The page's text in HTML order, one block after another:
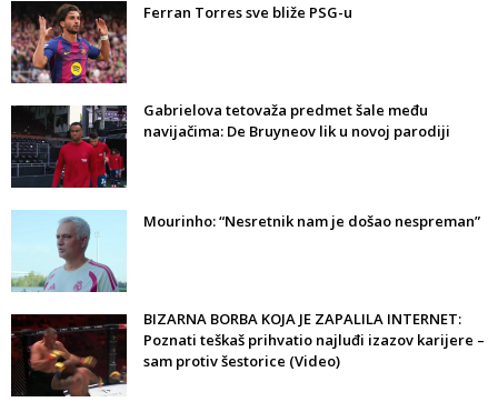
Ferran Torres sve bliže PSG-u
Gabrielova tetovaža predmet šale među
navijačima: De Bruyneov lik u novoj parodiji
Mourinho: “Nesretnik nam je došao nespreman”
BIZARNA BORBA KOJA JE ZAPALILA INTERNET:
Poznati teškaš prihvatio najluđi izazov karijere –
sam protiv šestorice (Video)